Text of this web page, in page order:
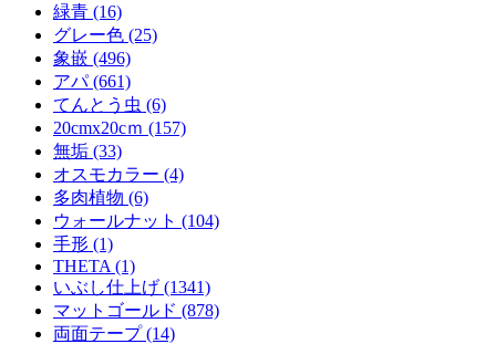
緑青 (16)
グレー色 (25)
象嵌 (496)
アパ (661)
てんとう虫 (6)
20cmx20cｍ (157)
無垢 (33)
オスモカラー (4)
多肉植物 (6)
ウォールナット (104)
手形 (1)
THETA (1)
いぶし仕上げ (1341)
マットゴールド (878)
両面テープ (14)